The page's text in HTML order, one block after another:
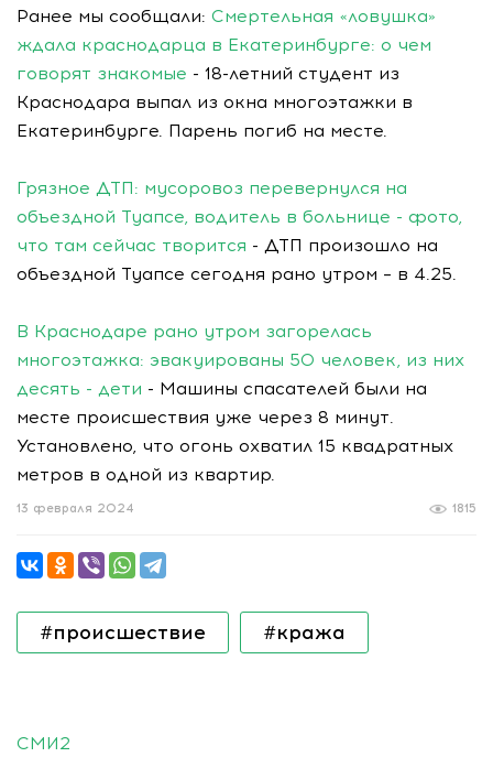
Ранее мы сообщали: Смертельная «ловушка»
ждала краснодарца в Екатеринбурге: о чем
говорят знакомые - 18-летний студент из
Краснодара выпал из окна многоэтажки в
Екатеринбурге. Парень погиб на месте.
Грязное ДТП: мусоровоз перевернулся на
объездной Туапсе, водитель в больнице - фото,
что там сейчас творится - ДТП произошло на
объездной Туапсе сегодня рано утром – в 4.25.
В Краснодаре рано утром загорелась
многоэтажка: эвакуированы 50 человек, из них
десять - дети - Машины спасателей были на
месте происшествия уже через 8 минут.
Установлено, что огонь охватил 15 квадратных
метров в одной из квартир.
1815
13 февраля 2024
#происшествие #кража
СМИ2